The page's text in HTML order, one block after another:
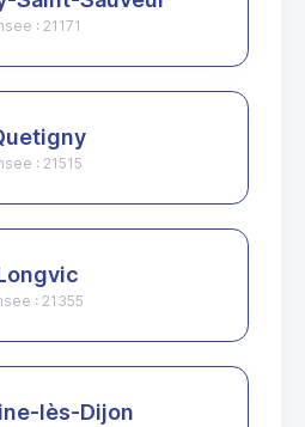
: 21171
: 21515
: 21355
lès-Dijon